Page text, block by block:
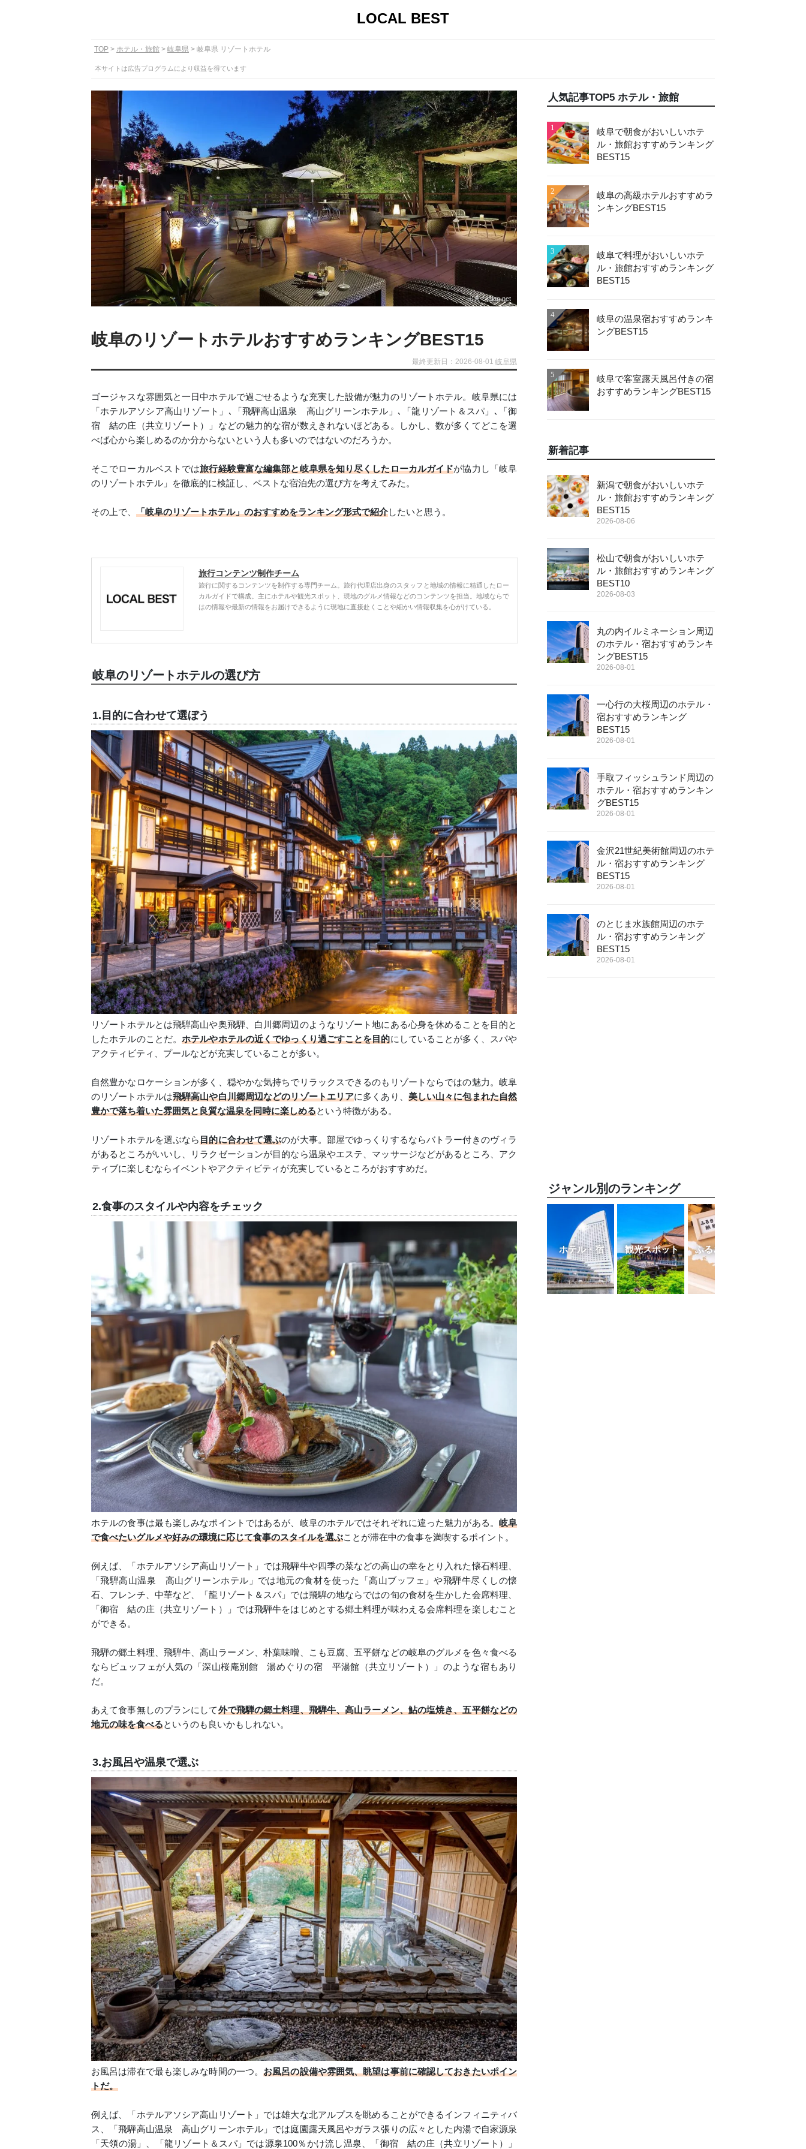
LOCAL BEST
TOP ホテル・旅館 岐阜県 岐阜県 リゾートホテル
本サイトは広告プログラムにより収益を得ています
出典：jalan.net
岐阜のリゾートホテルおすすめランキングBEST15
最終更新日：2026-08-01 岐阜県
ゴージャスな雰囲気と一日中ホテルで過ごせるような充実した設備が魅力のリゾートホテル。岐阜県には
「ホテルアソシア高山リゾート」､「飛騨高山温泉 高山グリーンホテル」､「龍リゾート＆スパ」､「御
宿 結の庄（共立リゾート）」などの魅力的な宿が数えきれないほどある。しかし、数が多くてどこを選
べば心から楽しめるのか分からないという人も多いのではないのだろうか。
そこでローカルベストでは旅行経験豊富な編集部と岐阜県を知り尽くしたローカルガイドが協力し「岐阜
のリゾートホテル」を徹底的に検証し、ベストな宿泊先の選び方を考えてみた。
その上で、 「岐阜のリゾートホテル」のおすすめをランキング形式で紹介したいと思う。
旅行コンテンツ制作チーム
旅行に関するコンテンツを制作する専門チーム。旅行代理店出身のスタッフと地域の情報に精通したロー
カルガイドで構成。主にホテルや観光スポット、現地のグルメ情報などのコンテンツを担当。地域ならで
はの情報や最新の情報をお届けできるように現地に直接赴くことや細かい情報収集を心がけている。
岐阜のリゾートホテルの選び方
1.目的に合わせて選ぼう
リゾートホテルとは飛騨高山や奥飛騨、白川郷周辺のようなリゾート地にある心身を休めることを目的と
したホテルのことだ。ホテルやホテルの近くでゆっくり過ごすことを目的にしていることが多く、スパや
アクティビティ、プールなどが充実していることが多い。
自然豊かなロケーションが多く、穏やかな気持ちでリラックスできるのもリゾートならではの魅力。岐阜
のリゾートホテルは飛騨高山や白川郷周辺などのリゾートエリアに多くあり、 美しい山々に包まれた自然
豊かで落ち着いた雰囲気と良質な温泉を同時に楽しめるという特徴がある。
リゾートホテルを選ぶなら目的に合わせて選ぶのが大事。部屋でゆっくりするならバトラー付きのヴィラ
があるところがいいし、リラクゼーションが目的なら温泉やエステ、マッサージなどがあるところ、アク
ティブに楽しむならイベントやアクティビティが充実しているところがおすすめだ。
2.食事のスタイルや内容をチェック
ホテルの食事は最も楽しみなポイントではあるが、岐阜のホテルではそれぞれに違った魅力がある。 岐阜
で食べたいグルメや好みの環境に応じて食事のスタイルを選ぶことが滞在中の食事を満喫するポイント。
例えば、「ホテルアソシア高山リゾート」では飛騨牛や四季の菜などの高山の幸をとり入れた懐石料理、
「飛騨高山温泉 高山グリーンホテル」では地元の食材を使った「高山ブッフェ」や飛騨牛尽くしの懐
石、フレンチ、中華など、「龍リゾート＆スパ」では飛騨の地ならではの旬の食材を生かした会席料理、
「御宿 結の庄（共立リゾート）」では飛騨牛をはじめとする郷土料理が味わえる会席料理を楽しむこと
ができる。
飛騨の郷土料理、飛騨牛、高山ラーメン、朴葉味噌、こも豆腐、五平餅などの岐阜のグルメを色々食べる
ならビュッフェが人気の「深山桜庵別館 湯めぐりの宿 平湯館（共立リゾート）」のような宿もあり
だ。
あえて食事無しのプランにして外で飛騨の郷土料理、飛騨牛、高山ラーメン、鮎の塩焼き、五平餅などの
地元の味を食べるというのも良いかもしれない。
3.お風呂や温泉で選ぶ
お風呂は滞在で最も楽しみな時間の一つ。お風呂の設備や雰囲気、眺望は事前に確認しておきたいポイン
トだ。
例えば、「ホテルアソシア高山リゾート」では雄大な北アルプスを眺めることができるインフィニティバ
ス、「飛騨高山温泉 高山グリーンホテル」では庭園露天風呂やガラス張りの広々とした内湯で自家源泉
「天領の湯」、「龍リゾート＆スパ」では源泉100％かけ流し温泉、「御宿 結の庄（共立リゾート）」
人気記事TOP5 ホテル・旅館
1
岐阜で朝食がおいしいホテ
ル・旅館おすすめランキング
BEST15
2
岐阜の高級ホテルおすすめラ
ンキングBEST15
3
岐阜で料理がおいしいホテ
ル・旅館おすすめランキング
BEST15
4
岐阜の温泉宿おすすめランキ
ングBEST15
5
岐阜で客室露天風呂付きの宿
おすすめランキングBEST15
新着記事
新潟で朝食がおいしいホテ
ル・旅館おすすめランキング
BEST15
2026-08-06
松山で朝食がおいしいホテ
ル・旅館おすすめランキング
BEST10
2026-08-03
丸の内イルミネーション周辺
のホテル・宿おすすめランキ
ングBEST15
2026-08-01
一心行の大桜周辺のホテル・
宿おすすめランキング
BEST15
2026-08-01
手取フィッシュランド周辺の
ホテル・宿おすすめランキン
グBEST15
2026-08-01
金沢21世紀美術館周辺のホテ
ル・宿おすすめランキング
BEST15
2026-08-01
のとじま水族館周辺のホテ
ル・宿おすすめランキング
BEST15
2026-08-01
ジャンル別のランキング
ホテル・宿 観光スポット ふるさと納税